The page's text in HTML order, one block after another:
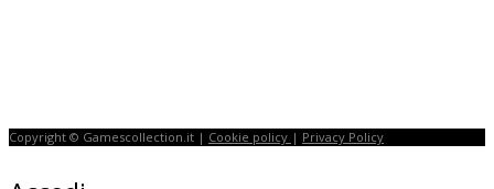
Copyright © Gamescollection.it | Cookie policy | Privacy Policy